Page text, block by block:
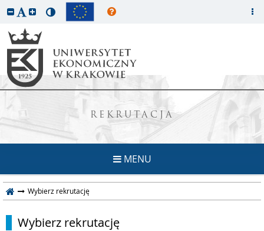
REKRUTACJA
MENU
Wybierz rekrutację
Wybierz rekrutację